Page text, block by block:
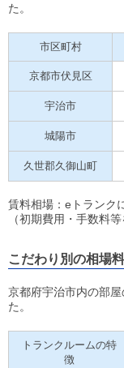
た。
市区町村
京都市伏見区
宇治市
城陽市
久世郡久御山町
賃料相場：eトランク
（初期費用・手数料
こだわり別の相場
京都府宇治市内の部
た。
トランクルームの特
徴